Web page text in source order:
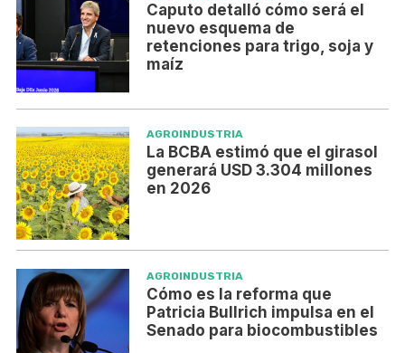
Caputo detalló cómo será el
nuevo esquema de
retenciones para trigo, soja y
maíz
AGROINDUSTRIA
La BCBA estimó que el girasol
generará USD 3.304 millones
en 2026
AGROINDUSTRIA
Cómo es la reforma que
Patricia Bullrich impulsa en el
Senado para biocombustibles